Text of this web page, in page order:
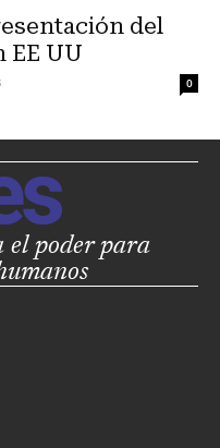
del
EE UU
0
el poder para